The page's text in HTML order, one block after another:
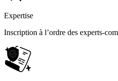
Expertise
Inscription à l’ordre des experts-